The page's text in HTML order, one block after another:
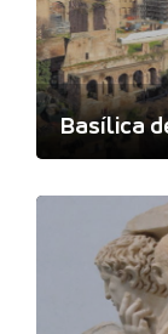
Basílica